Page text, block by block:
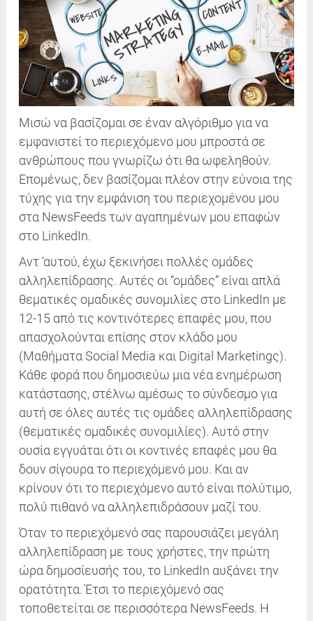
Μισώ να βασίζομαι σε έναν αλγόριθμο για να
εμφανιστεί το περιεχόμενο μου μπροστά σε
ανθρώπους που γνωρίζω ότι θα ωφεληθούν.
Επομένως, δεν βασίζομαι πλέον στην εύνοια της
τύχης για την εμφάνιση του περιεχομένου μου
στα NewsFeeds των αγαπημένων μου επαφών
στο LinkedIn.
Αντ ‘αυτού, έχω ξεκινήσει πολλές ομάδες
αλληλεπίδρασης. Αυτές οι “ομάδες” είναι απλά
θεματικές ομαδικές συνομιλίες στο LinkedIn με
12-15 από τις κοντινότερες επαφές μου, που
απασχολούνται επίσης στον κλάδο μου
(Μαθήματα Social Media και Digital Marketingς).
Κάθε φορά που δημοσιεύω μια νέα ενημέρωση
κατάστασης, στέλνω αμέσως το σύνδεσμο για
αυτή σε όλες αυτές τις ομάδες αλληλεπίδρασης
(θεματικές ομαδικές συνομιλίες). Αυτό στην
ουσία εγγυάται ότι οι κοντινές επαφές μου θα
δουν σίγουρα το περιεχόμενό μου. Και αν
κρίνουν ότι το περιεχόμενο αυτό είναι πολύτιμο,
πολύ πιθανό να αλληλεπιδράσουν μαζί του.
Όταν το περιεχόμενό σας παρουσιάζει μεγάλη
αλληλεπίδραση με τους χρήστες, την πρώτη
ώρα δημοσίευσής του, το LinkedIn αυξάνει την
ορατότητα. Έτσι το περιεχόμενό σας
τοποθετείται σε περισσότερα NewsFeeds. Η